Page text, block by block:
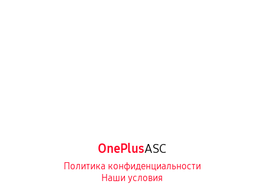
OnePlusASC
Политика конфиденциальности
Наши условия